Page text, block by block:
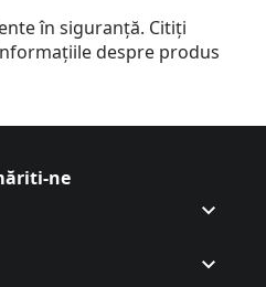
în siguranță. Citiți
despre produs
ne
Urmăriți Autan
(Opens in a new tab)